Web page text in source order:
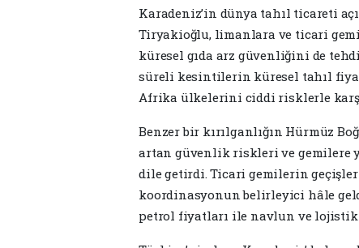
Karadeniz’in dünya tahıl ticareti
Tiryakioğlu, limanlara ve ticari
küresel gıda arz güvenliğini de
süreli kesintilerin küresel tahıl
Afrika ülkelerini ciddi risklerle
Benzer bir kırılganlığın Hürmüz
artan güvenlik riskleri ve gemilere
dile getirdi. Ticari gemilerin
koordinasyonun belirleyici hâle
petrol fiyatları ile navlun ve lojistik